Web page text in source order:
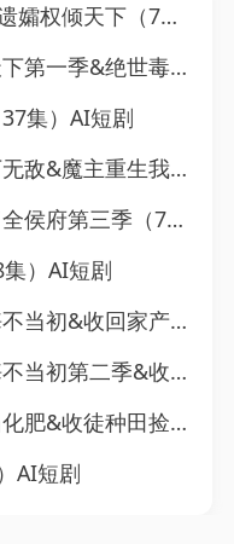
天下（70集）AI短剧
群镇天下第一季（104集）AI短剧
集）AI短剧
市天下无敌（85集）AI短剧
三季（70集）AI短剧
）AI短剧
太子悔不当初（102集）AI短剧
子悔不当初第二季（110集）AI短剧
魔尊当化肥（40集）AI短剧
AI短剧